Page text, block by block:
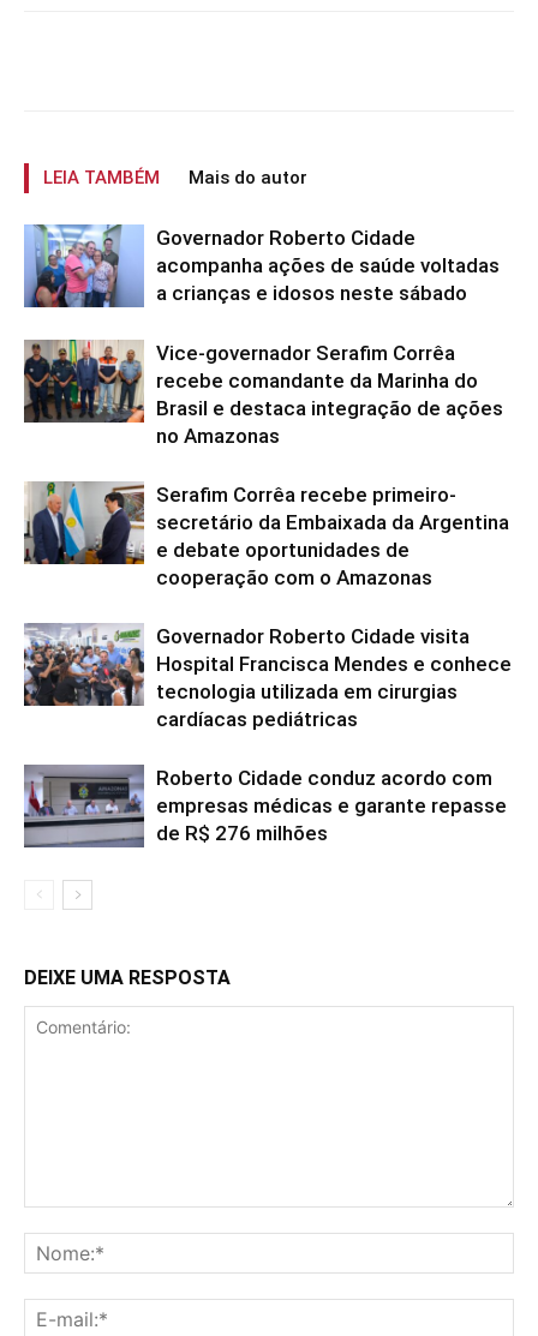
LEIA TAMBÉM Mais do autor
Governador Roberto Cidade
acompanha ações de saúde voltadas
a crianças e idosos neste sábado
Vice-governador Serafim Corrêa
recebe comandante da Marinha do
Brasil e destaca integração de ações
no Amazonas
Serafim Corrêa recebe primeiro-
secretário da Embaixada da Argentina
e debate oportunidades de
cooperação com o Amazonas
Governador Roberto Cidade visita
Hospital Francisca Mendes e conhece
tecnologia utilizada em cirurgias
cardíacas pediátricas
Roberto Cidade conduz acordo com
empresas médicas e garante repasse
de R$ 276 milhões
DEIXE UMA RESPOSTA